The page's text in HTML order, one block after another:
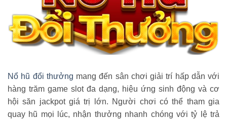
Nổ hũ đổi thưởng mang đến sân chơi giải trí hấp dẫn với
hàng trăm game slot đa dạng, hiệu ứng sinh động và cơ
hội săn jackpot giá trị lớn. Người chơi có thể tham gia
quay hũ mọi lúc, nhận thưởng nhanh chóng với tỷ lệ trả